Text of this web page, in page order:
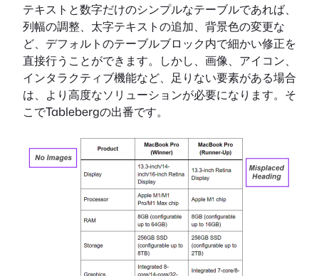
テキストと数字だけのシンプルなテーブルであれば、
列幅の調整、太字テキストの追加、背景色の変更な
ど、デフォルトのテーブルブロック内で細かい修正を
直接行うことができます。しかし、画像、アイコン、
インタラクティブ機能など、足りない要素がある場合
は、より高度なソリューションが必要になります。そ
こでTablebergの出番です。